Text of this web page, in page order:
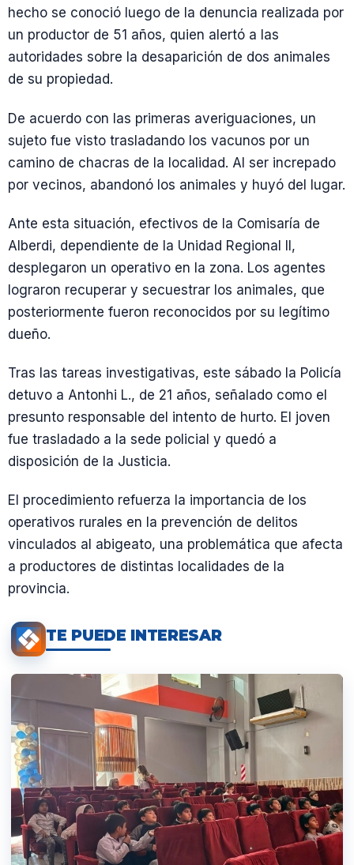
hecho se conoció luego de la denuncia realizada por
un productor de 51 años, quien alertó a las
autoridades sobre la desaparición de dos animales
de su propiedad.
De acuerdo con las primeras averiguaciones, un
sujeto fue visto trasladando los vacunos por un
camino de chacras de la localidad. Al ser increpado
por vecinos, abandonó los animales y huyó del lugar.
Ante esta situación, efectivos de la Comisaría de
Alberdi, dependiente de la Unidad Regional II,
desplegaron un operativo en la zona. Los agentes
lograron recuperar y secuestrar los animales, que
posteriormente fueron reconocidos por su legítimo
dueño.
Tras las tareas investigativas, este sábado la Policía
detuvo a Antonhi L., de 21 años, señalado como el
presunto responsable del intento de hurto. El joven
fue trasladado a la sede policial y quedó a
disposición de la Justicia.
El procedimiento refuerza la importancia de los
operativos rurales en la prevención de delitos
vinculados al abigeato, una problemática que afecta
a productores de distintas localidades de la
provincia.
TE PUEDE INTERESAR